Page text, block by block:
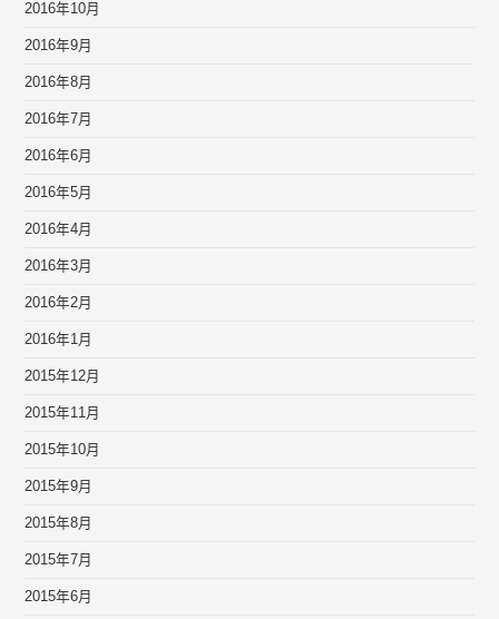
2016年10月
2016年9月
2016年8月
2016年7月
2016年6月
2016年5月
2016年4月
2016年3月
2016年2月
2016年1月
2015年12月
2015年11月
2015年10月
2015年9月
2015年8月
2015年7月
2015年6月